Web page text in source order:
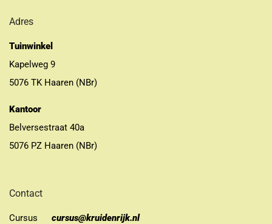
Adres
Tuinwinkel
Kapelweg 9
5076 TK Haaren (NBr)
Kantoor
Belversestraat 40a
5076 PZ Haaren (NBr)
Contact
Cursus
cursus@kruidenrijk.nl